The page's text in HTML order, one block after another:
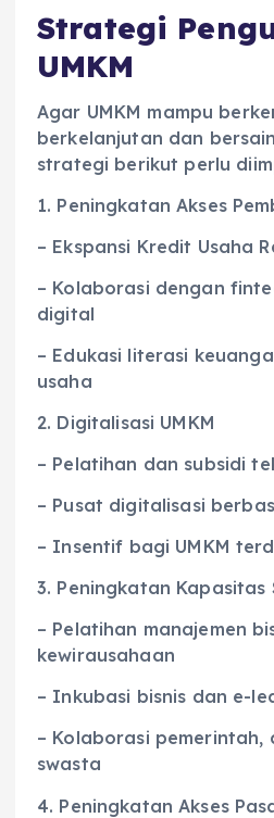
Strategi
UMKM
Agar UMKM mampu
berkelanjutan dan
strategi berikut perlu
1. Peningkatan Akses
– Ekspansi Kredit Usaha
– Kolaborasi dengan
digital
– Edukasi literasi
usaha
2. Digitalisasi UMKM
– Pelatihan dan subsidi
– Pusat digitalisasi
– Insentif bagi UMKM
3. Peningkatan Kapasitas
– Pelatihan manajemen
kewirausahaan
– Inkubasi bisnis dan e-
– Kolaborasi pemerintah,
swasta
4. Peningkatan Akses